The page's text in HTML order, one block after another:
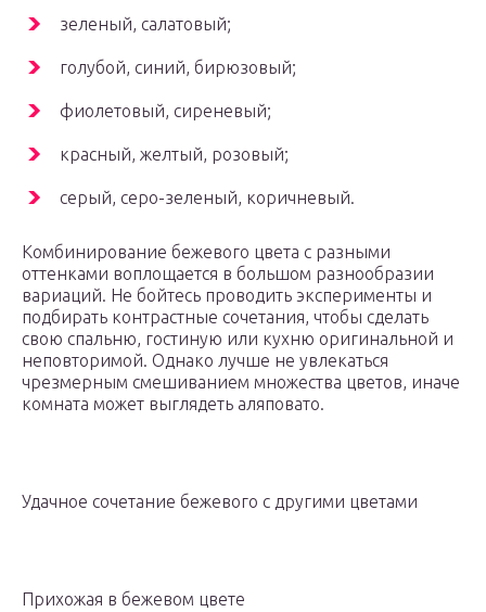
зеленый, салатовый;
голубой, синий, бирюзовый;
фиолетовый, сиреневый;
красный, желтый, розовый;
серый, серо-зеленый, коричневый.
Комбинирование бежевого цвета с разными
оттенками воплощается в большом разнообразии
вариаций. Не бойтесь проводить эксперименты и
подбирать контрастные сочетания, чтобы сделать
свою спальню, гостиную или кухню оригинальной и
неповторимой. Однако лучше не увлекаться
чрезмерным смешиванием множества цветов, иначе
комната может выглядеть аляповато.
Удачное сочетание бежевого с другими цветами
Прихожая в бежевом цвете